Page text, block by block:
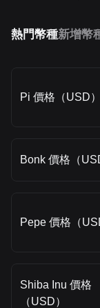
熱門幣種新增幣
Pi 價格（USD）
Bonk 價格（
Pepe 價格（
Shiba Inu 價格
（USD）